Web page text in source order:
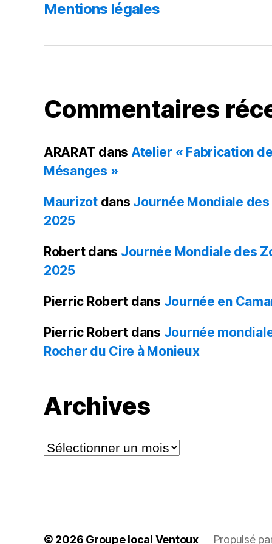
Mentions légales
Commentaires
ARARAT dans Atelier « Fabrication
Mésanges »
Maurizotdans Journée Mondiale
2025
Robertdans Journée Mondiale des
2025
Pierric Robert dans Journée en
Pierric Robert dans Journée
Rocher du Cire à Monieux
Archives
Archives
© 2026 Groupe local Ventoux Propulsé